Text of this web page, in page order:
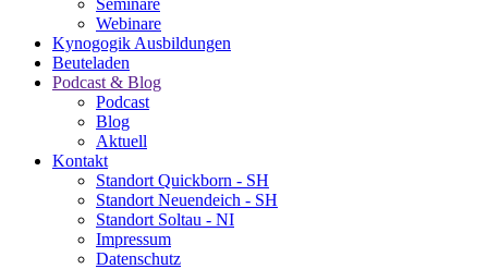
Seminare
Webinare
Kynogogik Ausbildungen
Beuteladen
Podcast & Blog
Podcast
Blog
Aktuell
Kontakt
Standort Quickborn - SH
Standort Neuendeich - SH
Standort Soltau - NI
Impressum
Datenschutz